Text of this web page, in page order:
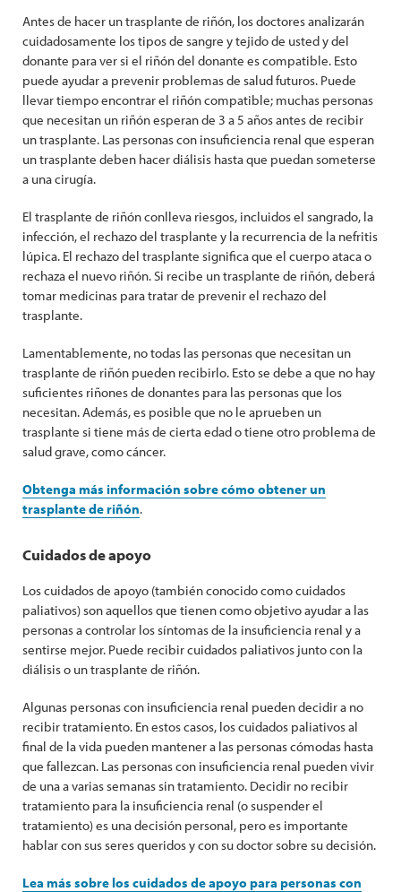
Antes de hacer un trasplante de riñón, los doctores analizarán
cuidadosamente los tipos de sangre y tejido de usted y del
donante para ver si el riñón del donante es compatible. Esto
puede ayudar a prevenir problemas de salud futuros. Puede
llevar tiempo encontrar el riñón compatible; muchas personas
que necesitan un riñón esperan de 3 a 5 años antes de recibir
un trasplante. Las personas con insuficiencia renal que esperan
un trasplante deben hacer diálisis hasta que puedan someterse
a una cirugía.
El trasplante de riñón conlleva riesgos, incluidos el sangrado, la
infección, el rechazo del trasplante y la recurrencia de la nefritis
lúpica. El rechazo del trasplante significa que el cuerpo ataca o
rechaza el nuevo riñón. Si recibe un trasplante de riñón, deberá
tomar medicinas para tratar de prevenir el rechazo del
trasplante.
Lamentablemente, no todas las personas que necesitan un
trasplante de riñón pueden recibirlo. Esto se debe a que no hay
suficientes riñones de donantes para las personas que los
necesitan. Además, es posible que no le aprueben un
trasplante si tiene más de cierta edad o tiene otro problema de
salud grave, como cáncer.
Obtenga más información sobre cómo obtener un
trasplante de riñón.
Cuidados de apoyo
Los cuidados de apoyo (también conocido como cuidados
paliativos) son aquellos que tienen como objetivo ayudar a las
personas a controlar los síntomas de la insuficiencia renal y a
sentirse mejor. Puede recibir cuidados paliativos junto con la
diálisis o un trasplante de riñón.
Algunas personas con insuficiencia renal pueden decidir a no
recibir tratamiento. En estos casos, los cuidados paliativos al
final de la vida pueden mantener a las personas cómodas hasta
que fallezcan. Las personas con insuficiencia renal pueden vivir
de una a varias semanas sin tratamiento. Decidir no recibir
tratamiento para la insuficiencia renal (o suspender el
tratamiento) es una decisión personal, pero es importante
hablar con sus seres queridos y con su doctor sobre su decisión.
Lea más sobre los cuidados de apoyo para personas con